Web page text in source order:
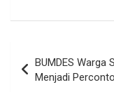
ce
b
o
at
s
A
navigation
BUMDES Warga
Menjadi